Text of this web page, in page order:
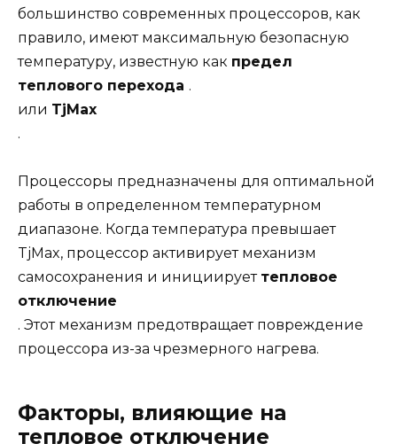
большинство современных процессоров, как
правило, имеют максимальную безопасную
температуру, известную как предел
теплового перехода .
или TjMax
.
Процессоры предназначены для оптимальной
работы в определенном температурном
диапазоне. Когда температура превышает
TjMax, процессор активирует механизм
самосохранения и инициирует тепловое
отключение
. Этот механизм предотвращает повреждение
процессора из-за чрезмерного нагрева.
Факторы, влияющие на
тепловое отключение